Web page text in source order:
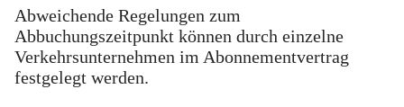
Abweichende Regelungen zum
Abbuchungszeitpunkt können durch einzelne
Verkehrsunternehmen im Abonnementvertrag
festgelegt werden.